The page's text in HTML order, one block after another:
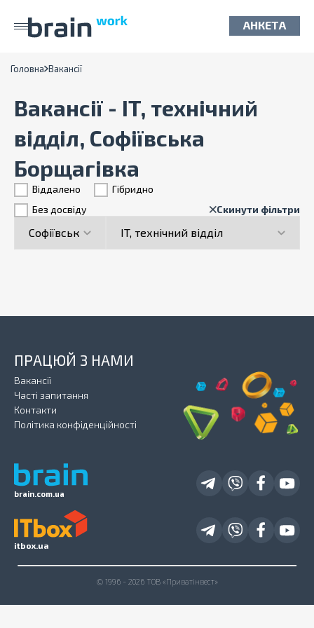
АНКЕТА
Головна Вакансії
Вакансії - IT, технічний
відділ, Софіївська
Борщагівка
Віддалено
Гiбридно
Без досвіду
Скинути фільтри
brain.com.ua
ПРАЦЮЙ З НАМИ
Вакансії
Часті запитання
Контакти
Політика конфіденційності
itbox.ua
© 1996 - 2026 ТОВ «Приватінвест»